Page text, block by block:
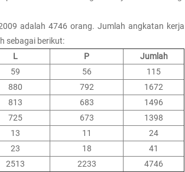
adalah 4746 orang. Jumlah angkatan kerja
sebagai berikut:
L P
Jumlah
59 56
115
880 792
1672
813 683
1496
725 673
1398
13 11
24
23 18
41
2513 2233 4746